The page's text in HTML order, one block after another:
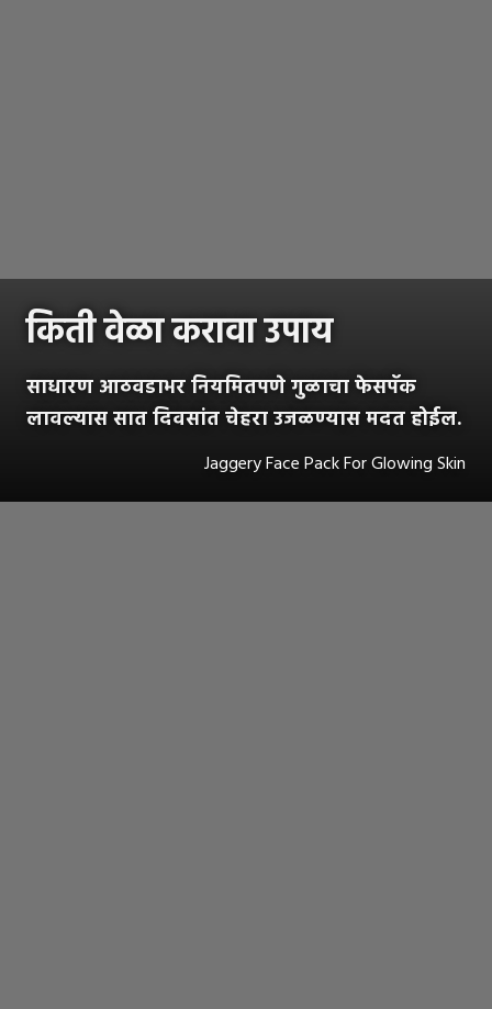
किती वेळा करावा उपाय
साधारण आठवडाभर नियमितपणे गुळाचा फेसपॅक
लावल्यास सात दिवसांत चेहरा उजळण्यास मदत होईल.
Jaggery Face Pack For Glowing Skin